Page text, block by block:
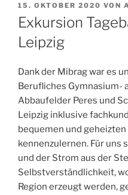
VERÖFFENTLICHT
AM
15. OKTOBER 2020 VON
Exkursion
Leipzig
Dank der Mibrag war es
Berufliches Gymnasium-
Abbaufelder Peres und
Leipzig inklusive
bequemen und
kennenzulernen. Für uns
und der Strom aus der
Selbstverständlichkeit,
Region erzeugt werden,